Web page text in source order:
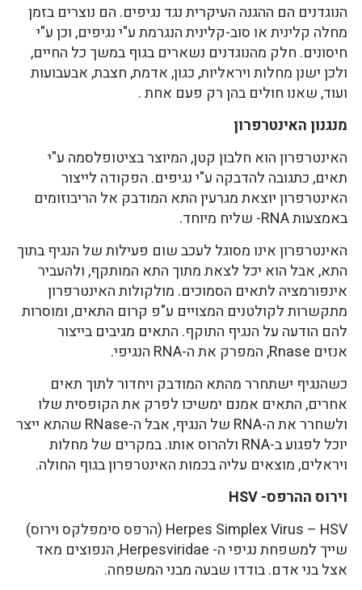
הנוגדנים הם ההגנה העיקרית נגד נגיפים. הם נוצרים בזמן
מחלה קלינית או סוב-קלינית הנגרמת ע"י נגיפים, וכן ע"י
חיסונים. חלק מהנוגדנים נשארים בגוף במשך כל החיים,
ולכן ישנן מחלות ויראליות, כגון, אדמת, חצבת, אבעבועות
ועוד, שאנו חולים בהן רק פעם אחת .
מנגנון האינטרפרון
האינטרפרון הוא חלבון קטן, המיוצר בציטופלסמה ע"י
תאים, כתגובה להדבקה ע"י נגיפים. הפקודה לייצור
האינטרפרון יוצאת מגרעין התא המודבק אל הריבוזומים
באמצעות RNA- שליח מיוחד.
האינטרפרון אינו מסוגל לעכב שום פעילות של הנגיף בתוך
התא, אבל הוא יכל לצאת מתוך התא המותקף, ולהעביר
אינפורמציה לתאים הסמוכים. מולקולות האינטרפרון
מתקשרות לקולטנים המצויים ע"פ קרום התאים, ומוסרות
להם הודעה על הנגיף התוקף. התאים מגיבים בייצור
אנזים Rnase, המפרק את ה-RNA הנגיפי.
כשהנגיף ישתחרר מהתא המודבק ויחדור לתוך תאים
אחרים, התאים אמנם ימשיכו לפרק את הקופסית שלו
ולשחרר את ה-RNA של הנגיף, אבל ה-RNase שהתא ייצר
יוכל לפגוע ב-RNA ולהרוס אותו. במקרים של מחלות
ויראלים, מוצאים עליה בכמות האינטרפרון בגוף החולה.
וירוס ההרפס- HSV
Herpes Simplex Virus – HSV (הרפס סימפלקס וירוס)
שייך למשפחת נגיפי ה- Herpesviridae, הנפוצים מאד
אצל בני אדם. בודדו שבעה מבני המשפחה.